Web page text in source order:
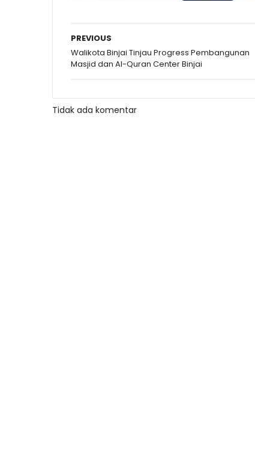
PREVIOUS
Walikota Binjai Tinjau Progress Pembangunan
Masjid dan Al-Quran Center Binjai
Tidak ada komentar